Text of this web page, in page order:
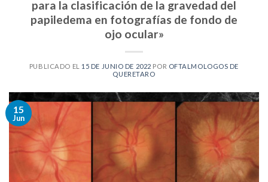
para la clasificación de la gravedad del
papiledema en fotografías de fondo de
ojo ocular»
PUBLICADO EL 15 DE JUNIO DE 2022 POR OFTALMOLOGOS DE
QUERETARO
15
Jun